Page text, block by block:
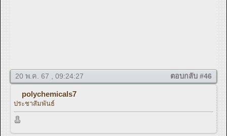
20 พ.ค. 67 , 09:24:27 ตอบกลับ #46
polychemicals7
ประชาสัมพันธ์